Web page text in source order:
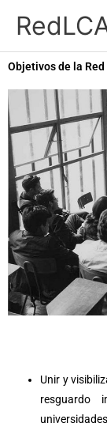
Objetivos de la Red
Unir y
resguardo